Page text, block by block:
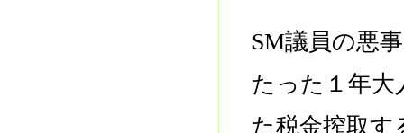
SM議員の悪
たった１年
た税金搾取